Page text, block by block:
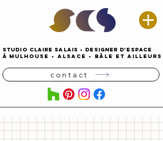
STUDIO CLAIRE SALAIS • DESIGNER D'espace
À MULHOUSE • alsace • Bâle ET AILLEURS
contact